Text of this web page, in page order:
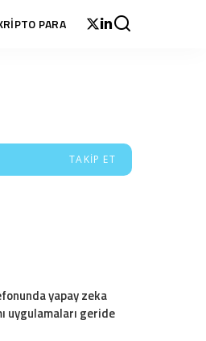
PARA
TAKIP ET
yapay zeka
uygulamaları geride